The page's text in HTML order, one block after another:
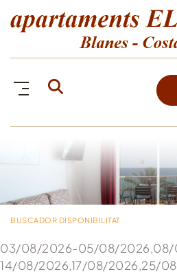
BUSCADOR DISPONIBILITAT
03/08/2026-05/08/2026,08/
14/08/2026,17/08/2026,25/